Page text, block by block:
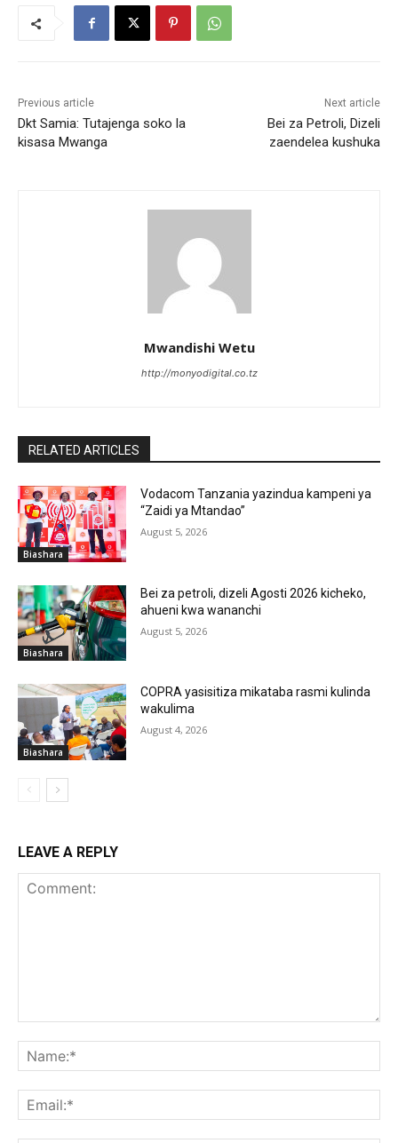
Previous article
Dkt Samia: Tutajenga soko la
kisasa Mwanga
Next article
Bei za Petroli, Dizeli
zaendelea kushuka
Mwandishi Wetu
http://monyodigital.co.tz
RELATED ARTICLES
Biashara
Vodacom Tanzania yazindua kampeni ya
“Zaidi ya Mtandao”
August 5, 2026
Biashara
‎Bei za petroli, dizeli Agosti 2026 kicheko,
ahueni kwa wananchi
August 5, 2026
Biashara
COPRA yasisitiza mikataba rasmi kulinda
wakulima
August 4, 2026
LEAVE A REPLY